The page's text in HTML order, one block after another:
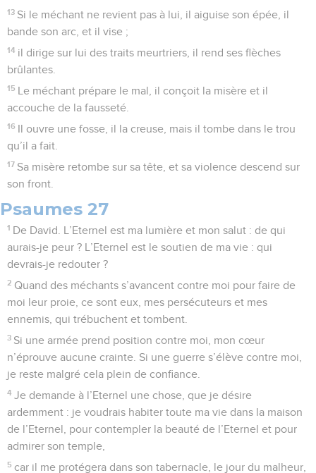
13 Si le méchant ne revient pas à lui, il aiguise son épée, il
bande son arc, et il vise ;
14 il dirige sur lui des traits meurtriers, il rend ses flèches
brûlantes.
15 Le méchant prépare le mal, il conçoit la misère et il
accouche de la fausseté.
16 Il ouvre une fosse, il la creuse, mais il tombe dans le trou
qu’il a fait.
17 Sa misère retombe sur sa tête, et sa violence descend sur
son front.
Psaumes 27
1 De David. L’Eternel est ma lumière et mon salut : de qui
aurais-je peur ? L’Eternel est le soutien de ma vie : qui
devrais-je redouter ?
2 Quand des méchants s’avancent contre moi pour faire de
moi leur proie, ce sont eux, mes persécuteurs et mes
ennemis, qui trébuchent et tombent.
3 Si une armée prend position contre moi, mon cœur
n’éprouve aucune crainte. Si une guerre s’élève contre moi,
je reste malgré cela plein de confiance.
4 Je demande à l’Eternel une chose, que je désire
ardemment : je voudrais habiter toute ma vie dans la maison
de l’Eternel, pour contempler la beauté de l’Eternel et pour
admirer son temple,
5 car il me protégera dans son tabernacle, le jour du malheur,